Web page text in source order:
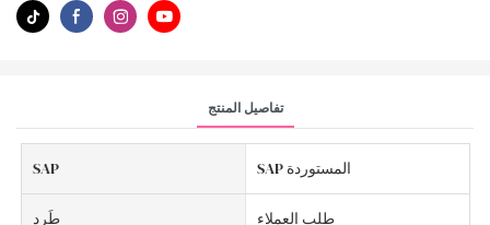
تفاصيل المنتج
SAP SAP المستوردة
طَرد طلب العملاء